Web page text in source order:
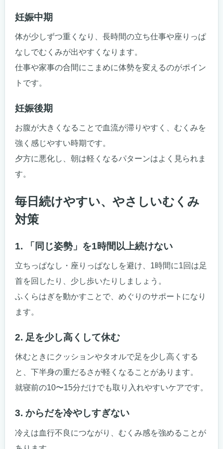
妊娠中期
体が少しずつ重くなり、長時間の立ち仕事や座りっぱ
なしでむくみが出やすくなります。
仕事や家事の合間にこまめに体勢を変えるのがポイン
トです。
妊娠後期
お腹が大きくなることで血流が滞りやすく、むくみを
強く感じやすい時期です。
夕方に悪化し、朝は軽くなるパターンはよく見られま
す。
毎日続けやすい、やさしいむくみ
対策
1. 「同じ姿勢」を1時間以上続けない
立ちっぱなし・座りっぱなしを避け、1時間に1回は足
首を回したり、少し歩いたりしましょう。
ふくらはぎを動かすことで、めぐりのサポートになり
ます。
2. 足を少し高くして休む
休むときにクッションやタオルで足を少し高くする
と、下半身の重だるさが軽くなることがあります。
就寝前の10〜15分だけでも取り入れやすいケアです。
3. からだを冷やしすぎない
冷えは血行不良につながり、むくみ感を強めることが